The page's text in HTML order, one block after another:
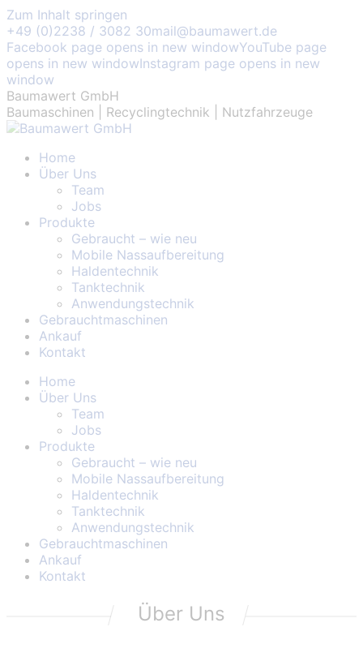
Zum Inhalt springen
+49 (0)2238 / 3082 30mail@baumawert.de
Facebook page opens in new windowYouTube page
opens in new windowInstagram page opens in new
window
Baumawert GmbH
Baumaschinen | Recyclingtechnik | Nutzfahrzeuge
Home
Über Uns
Team
Jobs
Produkte
Gebraucht – wie neu
Mobile Nassaufbereitung
Haldentechnik
Tanktechnik
Anwendungstechnik
Gebrauchtmaschinen
Ankauf
Kontakt
Home
Über Uns
Team
Jobs
Produkte
Gebraucht – wie neu
Mobile Nassaufbereitung
Haldentechnik
Tanktechnik
Anwendungstechnik
Gebrauchtmaschinen
Ankauf
Kontakt
Über Uns